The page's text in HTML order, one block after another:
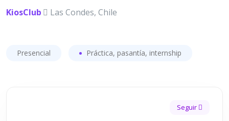
KiosClub Las Condes, Chile
Presencial Práctica, pasantía, internship
Seguir